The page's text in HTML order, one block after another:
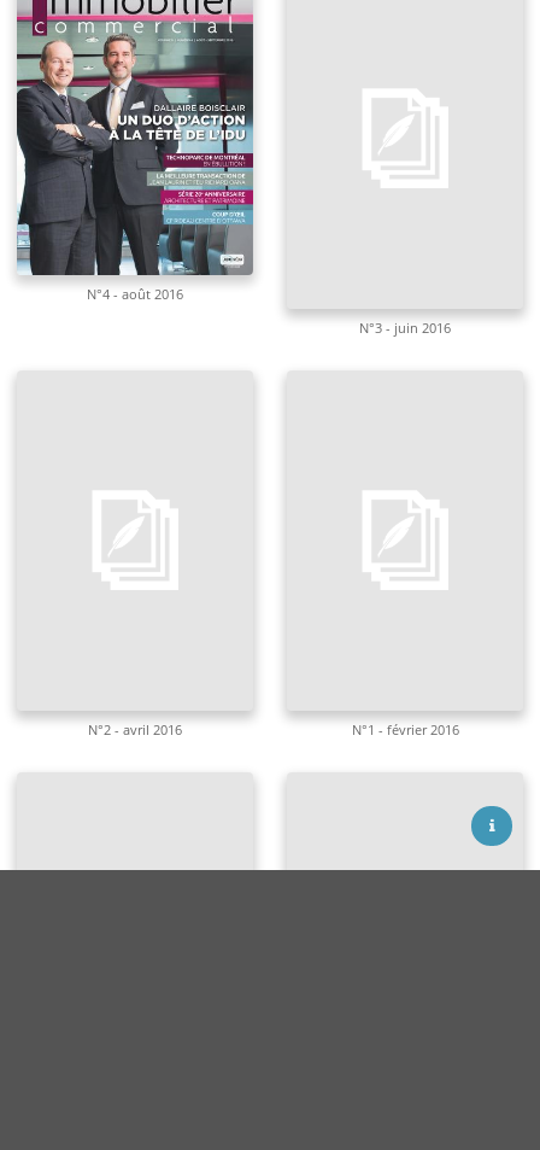
N°4 - août 2016
N°3 - juin 2016
N°2 - avril 2016 N°1 - février 2016